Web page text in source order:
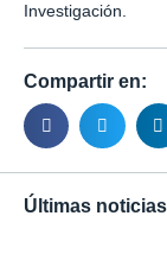
Investigación.
Compartir en:
Últimas noticias